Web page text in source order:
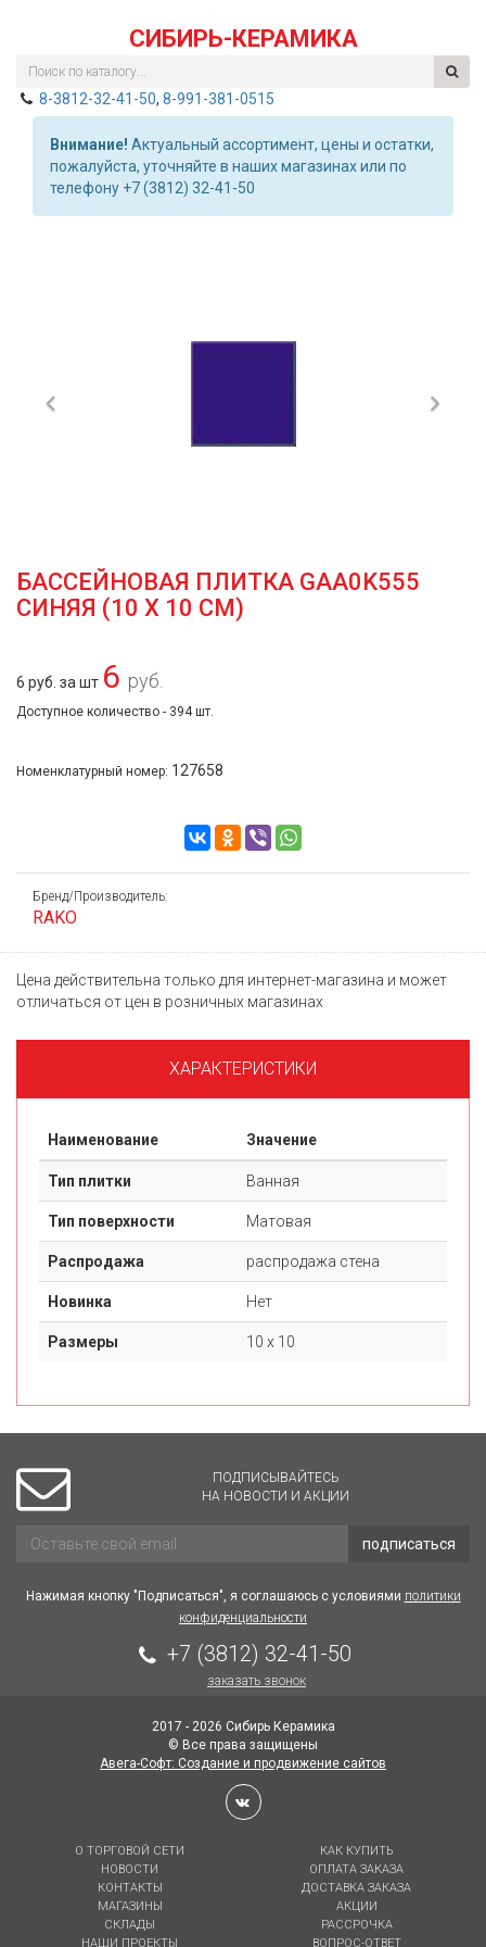
СИБИРЬ-КЕРАМИКА
8-3812-32-41-50, 8-991-381-0515
Внимание! Актуальный ассортимент, цены и остатки,
пожалуйста, уточняйте в наших магазинах или по
телефону +7 (3812) 32-41-50
Previous
БАССЕЙНОВАЯ ПЛИТКА GAA0K555
СИНЯЯ (10 Х 10 СМ)
6 руб. за шт 6 руб.
Доступное количество - 394 шт.
Номенклатурный номер: 127658
Бренд/Производитель:
RAKO
Цена действительна только для интернет-магазина и может
отличаться от цен в розничных магазинах
ХАРАКТЕРИСТИКИ
Наименование Значение
Тип плитки Ванная
Тип поверхности Матовая
Распродажа распродажа стена
Новинка Нет
Размеры 10 х 10
ПОДПИСЫВАЙТЕСЬ
НА НОВОСТИ И АКЦИИ
подписаться
Нажимая кнопку "Подписаться", я соглашаюсь с условиями политики
конфиденциальности
+7 (3812) 32-41-50
заказать звонок
2017 - 2026 Сибирь Керамика
© Все права защищены
Авега-Софт: Создание и продвижение сайтов
О ТОРГОВОЙ СЕТИ
НОВОСТИ
КОНТАКТЫ
МАГАЗИНЫ
СКЛАДЫ
НАШИ ПРОЕКТЫ
КАК КУПИТЬ
ОПЛАТА ЗАКАЗА
ДОСТАВКА ЗАКАЗА
АКЦИИ
РАССРОЧКА
ВОПРОС-ОТВЕТ